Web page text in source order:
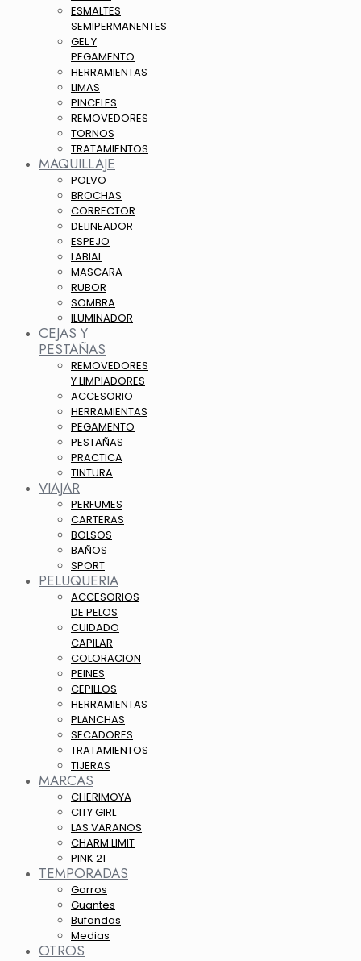
ESMALTES
SEMIPERMANENTES
GEL Y
PEGAMENTO
HERRAMIENTAS
LIMAS
PINCELES
REMOVEDORES
TORNOS
TRATAMIENTOS
MAQUILLAJE
POLVO
BROCHAS
CORRECTOR
DELINEADOR
ESPEJO
LABIAL
MASCARA
RUBOR
SOMBRA
ILUMINADOR
CEJAS Y
PESTAÑAS
REMOVEDORES
Y LIMPIADORES
ACCESORIO
HERRAMIENTAS
PEGAMENTO
PESTAÑAS
PRACTICA
TINTURA
VIAJAR
PERFUMES
CARTERAS
BOLSOS
BAÑOS
SPORT
PELUQUERIA
ACCESORIOS
DE PELOS
CUIDADO
CAPILAR
COLORACION
PEINES
CEPILLOS
HERRAMIENTAS
PLANCHAS
SECADORES
TRATAMIENTOS
TIJERAS
MARCAS
CHERIMOYA
CITY GIRL
LAS VARANOS
CHARM LIMIT
PINK 21
TEMPORADAS
Gorros
Guantes
Bufandas
Medias
OTROS